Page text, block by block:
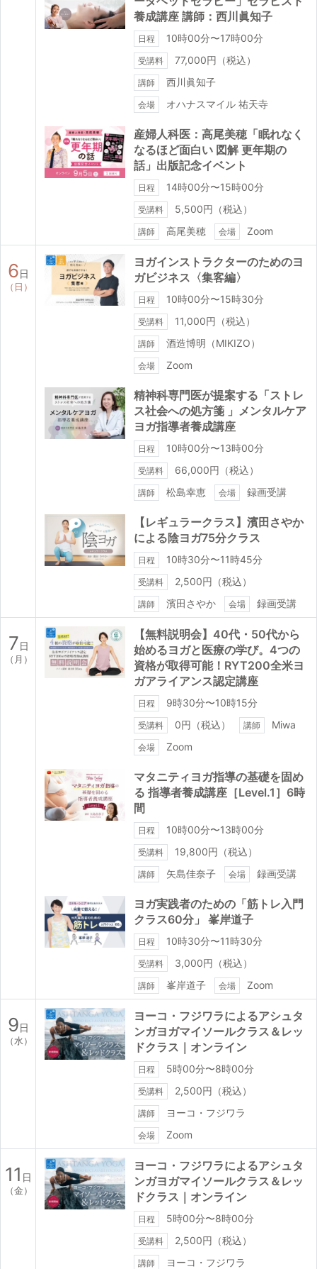
養成講座 講師：西川眞知子
日程 10時00分〜17時00分
受講料 77,000円（税込）
講師 西川眞知子
会場 オハナスマイル 祐天寺
産婦人科医：高尾美穂「眠れなく
なるほど面白い 図解 更年期の
話」出版記念イベント
日程 14時00分〜15時00分
受講料 5,500円（税込）
講師 高尾美穂 会場 Zoom
6日
（日）
ヨガインストラクターのためのヨ
ガビジネス〈集客編〉
日程 10時00分〜15時30分
受講料 11,000円（税込）
講師 酒造博明（MIKIZO）
会場 Zoom
精神科専門医が提案する「ストレ
ス社会への処方箋 」メンタルケア
ヨガ指導者養成講座
日程 10時00分〜13時00分
受講料 66,000円（税込）
講師 松島幸恵 会場 録画受講
【レギュラークラス】濱田さやか
による陰ヨガ75分クラス
日程 10時30分〜11時45分
受講料 2,500円（税込）
講師 濱田さやか 会場 録画受講
7日
（月）
【無料説明会】40代・50代から
始めるヨガと医療の学び。4つの
資格が取得可能！RYT200全米ヨ
ガアライアンス認定講座
日程 9時30分〜10時15分
受講料 0円（税込） 講師 Miwa
会場 Zoom
マタニティヨガ指導の基礎を固め
る 指導者養成講座［Level.1］6時
間
日程 10時00分〜13時00分
受講料 19,800円（税込）
講師 矢島佳奈子 会場 録画受講
ヨガ実践者のための「筋トレ入門
クラス60分」 峯岸道子
日程 10時30分〜11時30分
受講料 3,000円（税込）
講師 峯岸道子 会場 Zoom
9日
（水）
ヨーコ・フジワラによるアシュタ
ンガヨガマイソールクラス＆レッ
ドクラス｜オンライン
日程 5時00分〜8時00分
受講料 2,500円（税込）
講師 ヨーコ・フジワラ
会場 Zoom
11 日
（金）
ヨーコ・フジワラによるアシュタ
ンガヨガマイソールクラス＆レッ
ドクラス｜オンライン
日程 5時00分〜8時00分
受講料 2,500円（税込）
講師 ヨーコ・フジワラ